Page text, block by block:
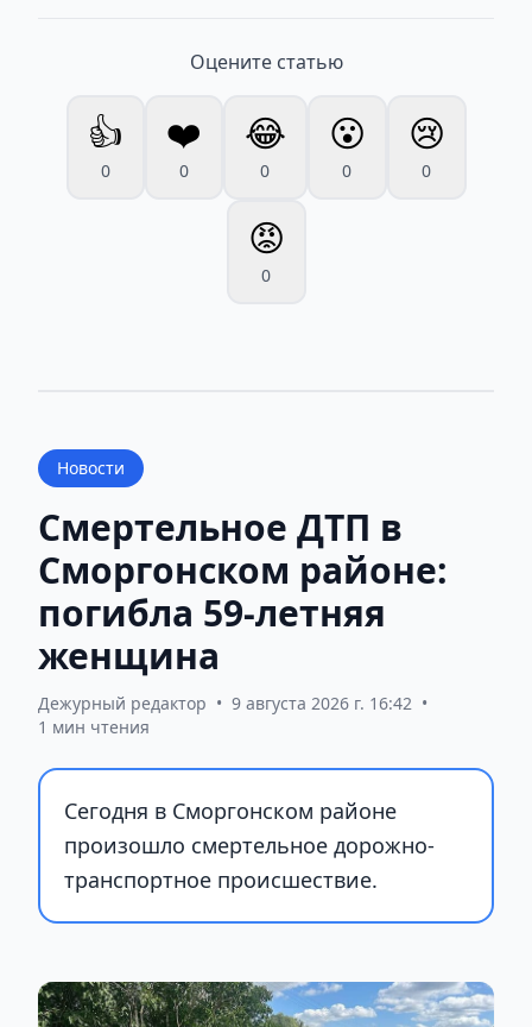
Оцените статью
👍
0
❤️
0
😂
0
😮
0
😢
0
😡
0
Новости
Смертельное ДТП в
Сморгонском районе:
погибла 59-летняя
женщина
Дежурный редактор • 9 августа 2026 г. 16:42 •
1 мин чтения
Сегодня в Сморгонском районе
произошло смертельное дорожно-
транспортное происшествие.